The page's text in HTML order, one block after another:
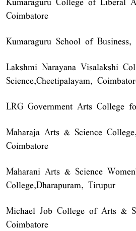
Kumaraguru College of Liberal
Coimbatore
Kumaraguru School of Business,
Lakshmi Narayana Visalakshi
Science,Cheetipalayam,
LRG Government Arts College
Maharaja Arts & Science
Coimbatore
Maharani Arts & Science
College,Dharapuram, Tirupur
Michael Job College of Arts &
Coimbatore